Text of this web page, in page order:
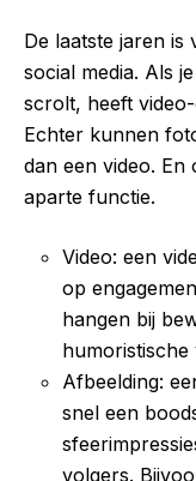
De laatste jaren is
social media. Als
scrolt, heeft
Echter kunnen
dan een video.
aparte functie.
Video: een
op
hangen bij
humoristische
Afbeelding:
snel een
volgers.